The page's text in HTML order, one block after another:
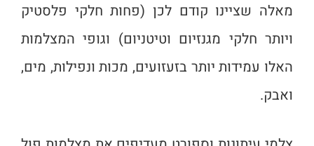
מאלה שציינו קודם לכן (פחות חלקי פלסטיק
ויותר חלקי מגנזיום וטיטניום) וגופי המצלמות
האלו עמידות יותר בזעזועים, מכות ונפילות, מים,
ואבק.